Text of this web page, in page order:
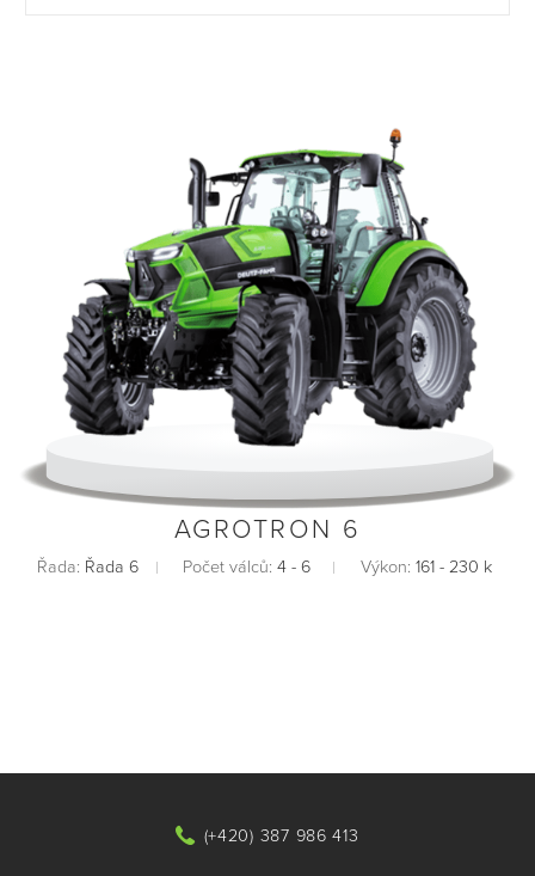
AGROTRON 6
Řada: Řada 6 Počet válců: 4 - 6 Výkon: 161 - 230 k
(+420) 387 986 413